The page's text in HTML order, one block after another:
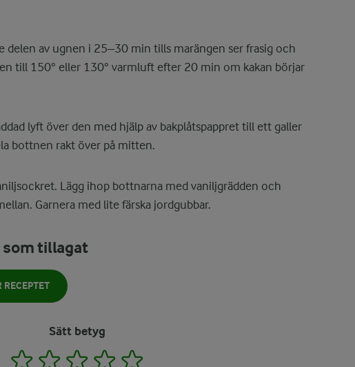
delen av ugnen i 25–30 min tills marängen ser frasig och
till 150° eller 130° varmluft efter 20 min om kakan börjar
lyft över den med hjälp av bakplåtspappret till ett galler
bottnen rakt över på mitten.
Lägg ihop bottnarna med vaniljgrädden och
Garnera med lite färska jordgubbar.
tillagat
RECEPTET
Sätt betyg
1 2 3 4